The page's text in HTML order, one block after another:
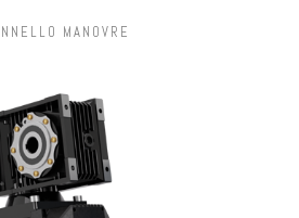
MANOVRE